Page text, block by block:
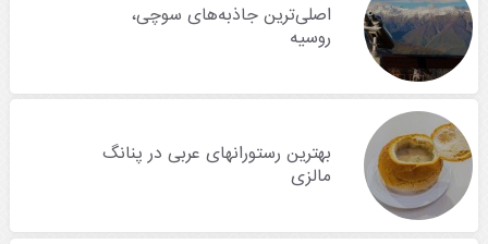
اصلی‌ترین جاذبه‌های سوچی،
روسیه
بهترین رستورانهای عربی در پنانگ
مالزی